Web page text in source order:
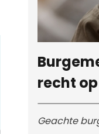
recht
Geachte